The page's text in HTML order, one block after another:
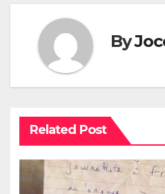
By
Related Post